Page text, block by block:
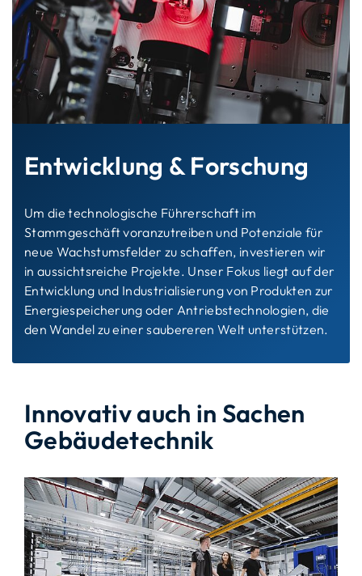
Entwicklung & Forschung
Um die technologische Führerschaft im
Stammgeschäft voranzutreiben und Potenziale für
neue Wachstumsfelder zu schaffen, investieren wir
in aussichtsreiche Projekte. Unser Fokus liegt auf der
Entwicklung und Industrialisierung von Produkten zur
Energiespeicherung oder Antriebstechnologien, die
den Wandel zu einer saubereren Welt unterstützen.
Innovativ auch in Sachen
Gebäudetechnik